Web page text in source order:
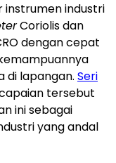
instrumen industri
Coriolis dan
dengan cepat
di lapangan. Seri
tersebut
ini sebagai
yang andal